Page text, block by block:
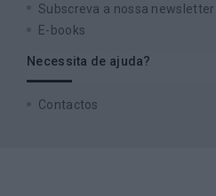
Subscreva a nossa newsletter
E-books
Necessita de ajuda?
Contactos